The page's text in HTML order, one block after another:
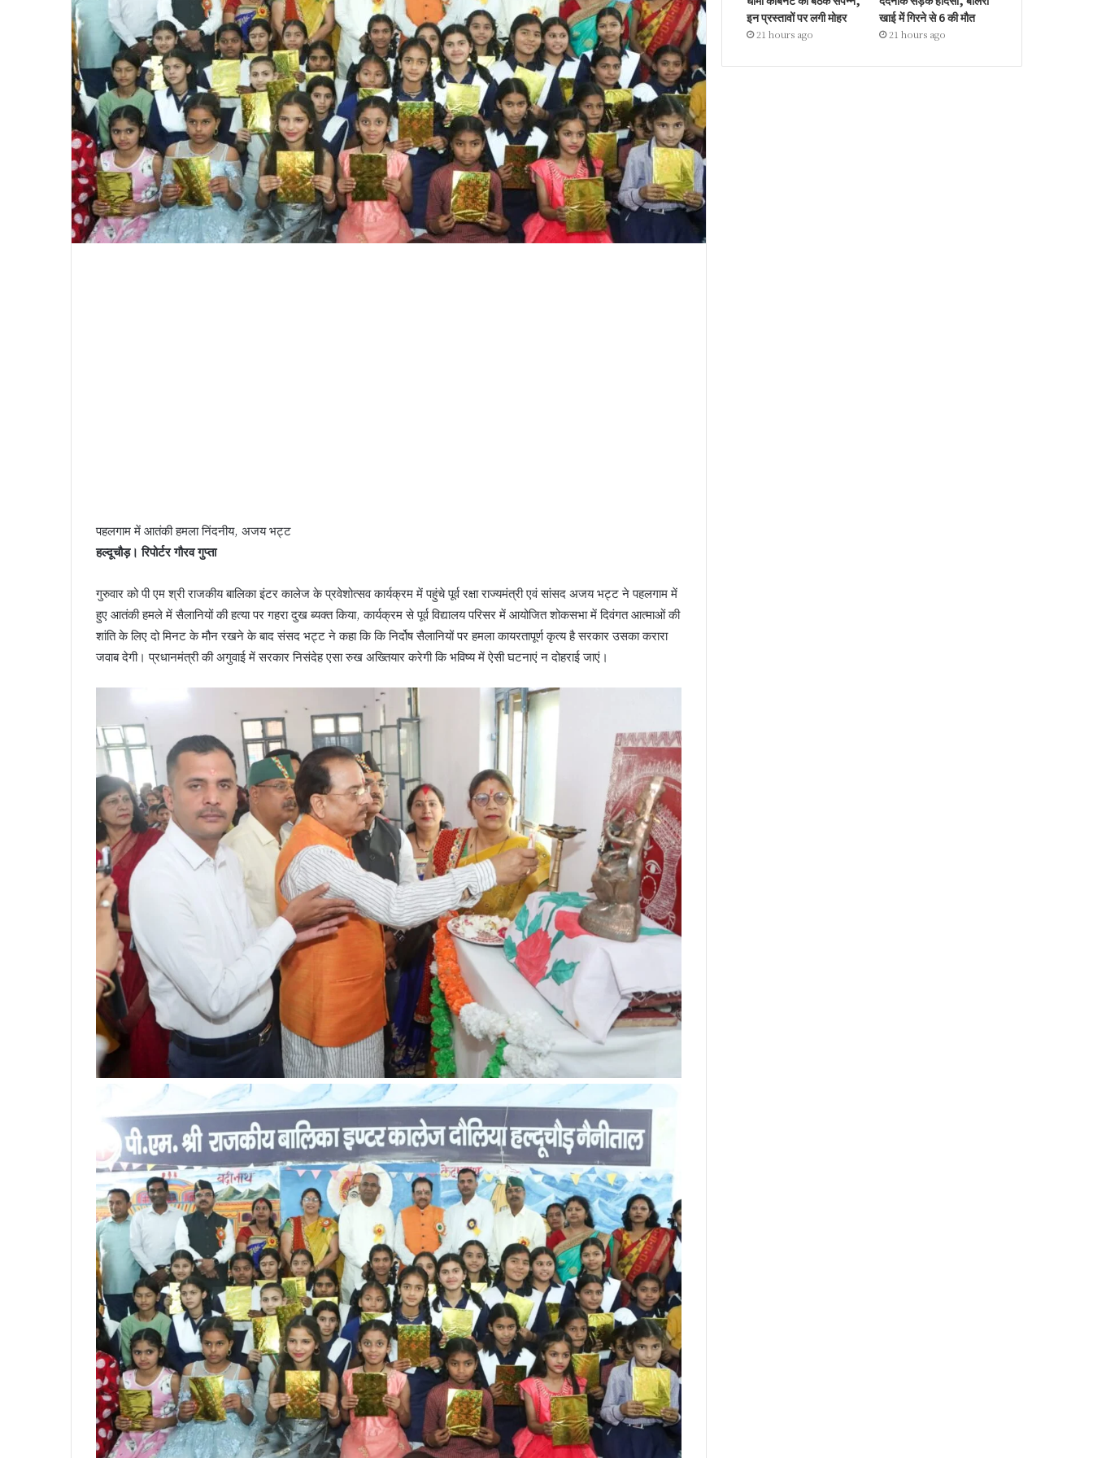
पहलगाम में आतंकी हमला निंदनीय, अजय भट्ट
हल्दूचौड़। रिपोर्टर गौरव गुप्ता
गुरुवार को पी एम श्री राजकीय बालिका इंटर कालेज के प्रवेशोत्सव कार्यक्रम में पहुंचे पूर्व रक्षा राज्यमंत्री एवं सांसद अजय भट्ट ने पहलगाम में
हुए आतंकी हमले में सैलानियों की हत्या पर गहरा दुख ब्यक्त किया, कार्यक्रम से पूर्व विद्यालय परिसर में आयोजित शोकसभा में दिवंगत आत्माओं की
शांति के लिए दो मिनट के मौन रखने के बाद संसद भट्ट ने कहा कि कि निर्दोष सैलानियों पर हमला कायरतापूर्ण कृत्य है सरकार उसका करारा
जवाब देगी। प्रधानमंत्री की अगुवाई में सरकार निसंदेह एसा रुख अख्तियार करेगी कि भविष्य में ऐसी घटनाएं न दोहराई जाएं।
इन प्रस्तावों पर लगी मोहर
21 hours ago
खाई में गिरने से 6 की मौत
21 hours ago